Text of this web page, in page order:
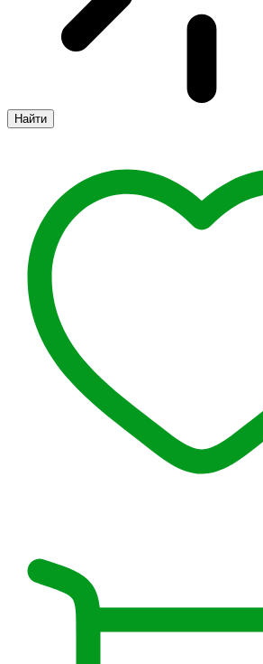
Найти